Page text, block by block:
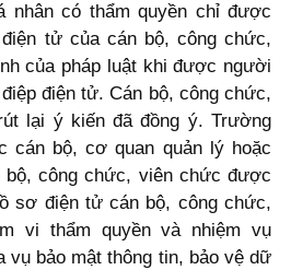
nhân có thẩm quyền chỉ được
tử của cán bộ, công chức,
của pháp luật khi được người
điện tử. Cán bộ, công chức,
lại ý kiến đã đồng ý. Trường
cán bộ, cơ quan quản lý hoặc
công chức, viên chức được
sơ điện tử cán bộ, công chức,
vi thẩm quyền và nhiệm vụ
vụ bảo mật thông tin, bảo vệ dữ